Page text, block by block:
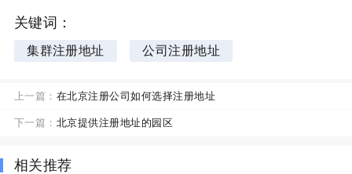
关键词：
集群注册地址 公司注册地址
上一篇： 在北京注册公司如何选择注册地址
下一篇： 北京提供注册地址的园区
相关推荐